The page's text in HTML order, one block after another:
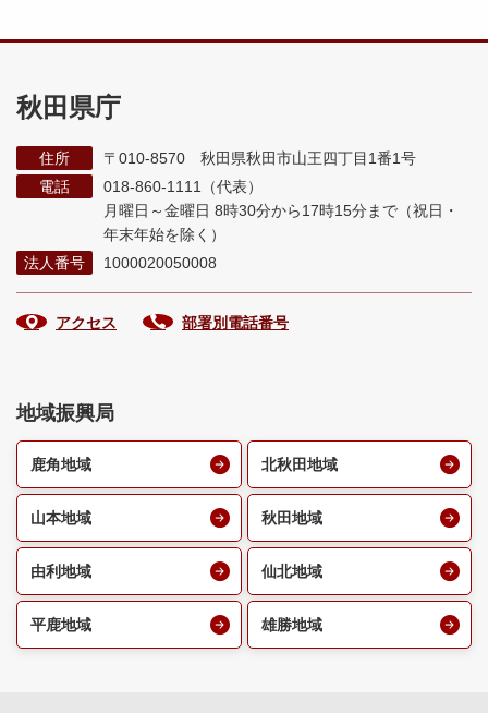
秋田県庁
住所
〒010-8570 秋田県秋田市山王四丁目1番1号
電話
018-860-1111（代表）
月曜日～金曜日 8時30分から17時15分まで （祝日・
年末年始を除く）
法人番号
1000020050008
アクセス 部署別電話番号
地域振興局
鹿角地域 北秋田地域
山本地域 秋田地域
由利地域 仙北地域
平鹿地域 雄勝地域